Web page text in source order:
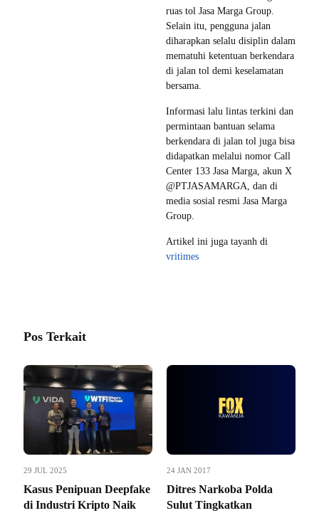
ruas tol Jasa Marga Group.
Selain itu, pengguna jalan
diharapkan selalu disiplin dalam
mematuhi ketentuan berkendara
di jalan tol demi keselamatan
bersama.
Informasi lalu lintas terkini dan
permintaan bantuan selama
berkendara di jalan tol juga bisa
didapatkan melalui nomor Call
Center 133 Jasa Marga, akun X
@PTJASAMARGA, dan di
media sosial resmi Jasa Marga
Group.
Artikel ini juga tayanh di
vritimes
Pos Terkait
29 JUL 2025
Kasus Penipuan Deepfake
di Industri Kripto Naik
24 JAN 2017
Ditres Narkoba Polda
Sulut Tingkatkan